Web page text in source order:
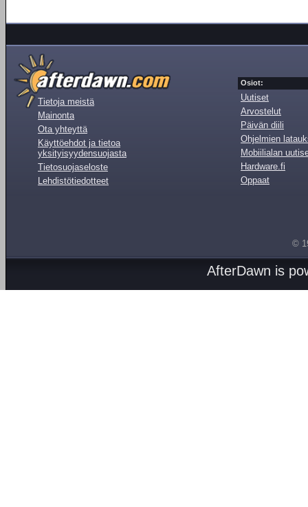
Tietoja meistä
Mainonta
Ota yhteyttä
Käyttöehdot ja tietoa
yksityisyydensuojasta
Tietosuojaseloste
Lehdistötiedotteet
Osiot:
Uutiset
Arvostelut
Päivän diili
Ohjelmien
Mobiilialan
Hardware.fi
Oppaat
©
AfterDawn is